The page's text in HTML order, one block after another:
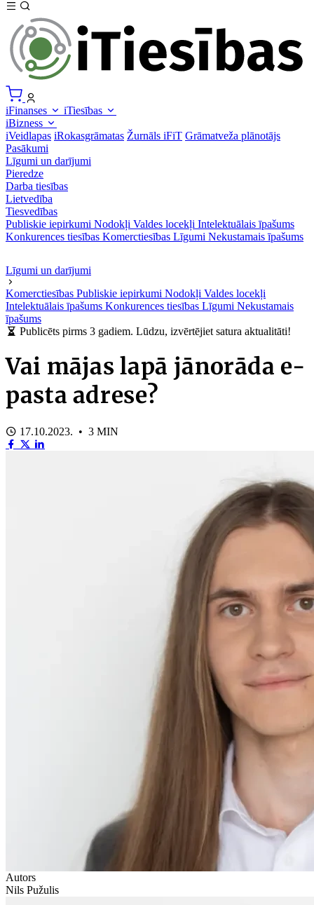
iFinanses
iTiesības
iBizness
iVeidlapas iRokasgrāmatas Žurnāls iFiT Grāmatveža plānotājs
Pasākumi
Līgumi un darījumi
Pieredze
Darba tiesības
Lietvedība
Tiesvedības
Publiskie iepirkumi Nodokļi Valdes locekļi Intelektuālais īpašums
Konkurences tiesības Komerctiesības Līgumi Nekustamais īpašums
Līgumi un darījumi
Komerctiesības Publiskie iepirkumi Nodokļi Valdes locekļi
Intelektuālais īpašums Konkurences tiesības Līgumi Nekustamais
īpašums
Publicēts pirms 3 gadiem. Lūdzu, izvērtējiet satura aktualitāti!
Vai mājas lapā jānorāda e-
pasta adrese?
17.10.2023. • 3 MIN
Autors
Nils Pužulis